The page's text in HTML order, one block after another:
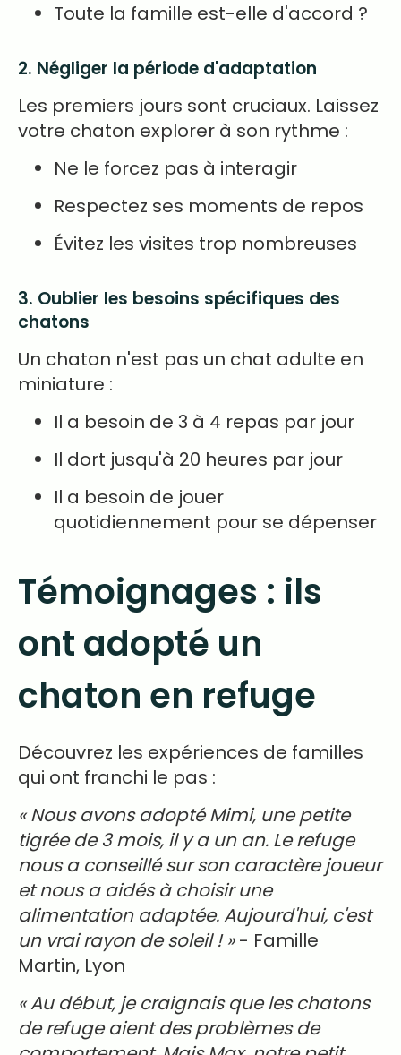
Toute la famille est-elle d'accord ?
2. Négliger la période d'adaptation
Les premiers jours sont cruciaux. Laissez
votre chaton explorer à son rythme :
Ne le forcez pas à interagir
Respectez ses moments de repos
Évitez les visites trop nombreuses
3. Oublier les besoins spécifiques des
chatons
Un chaton n'est pas un chat adulte en
miniature :
Il a besoin de 3 à 4 repas par jour
Il dort jusqu'à 20 heures par jour
Il a besoin de jouer
quotidiennement pour se dépenser
Témoignages : ils
ont adopté un
chaton en refuge
Découvrez les expériences de familles
qui ont franchi le pas :
« Nous avons adopté Mimi, une petite
tigrée de 3 mois, il y a un an. Le refuge
nous a conseillé sur son caractère joueur
et nous a aidés à choisir une
alimentation adaptée. Aujourd'hui, c'est
un vrai rayon de soleil ! »- Famille
Martin, Lyon
« Au début, je craignais que les chatons
de refuge aient des problèmes de